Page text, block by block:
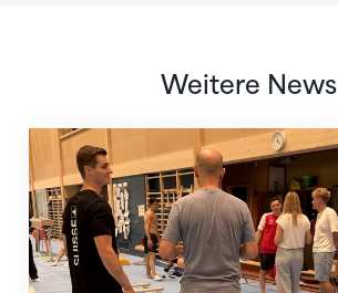
Weitere News
Mit klaren Zielen nach Zagreb